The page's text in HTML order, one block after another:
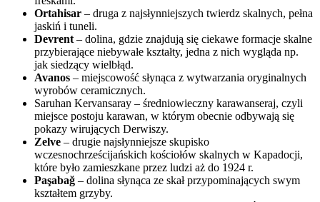
Ortahisar – druga z najsłynniejszych twierdz skalnych, pełna
jaskiń i tuneli.
Devrent – dolina, gdzie znajdują się ciekawe formacje skalne
przybierające niebywałe kształty, jedna z nich wygląda np.
jak siedzący wielbłąd.
Avanos – miejscowość słynąca z wytwarzania oryginalnych
wyrobów ceramicznych.
Saruhan Kervansaray – średniowieczny karawanseraj, czyli
miejsce postoju karawan, w którym obecnie odbywają się
pokazy wirujących Derwiszy.
Zelve – drugie najsłynniejsze skupisko
wczesnochrześcijańskich kościołów skalnych w Kapadocji,
które było zamieszkane przez ludzi aż do 1924 r.
Paşabağ – dolina słynąca ze skał przypominających swym
kształtem grzyby.